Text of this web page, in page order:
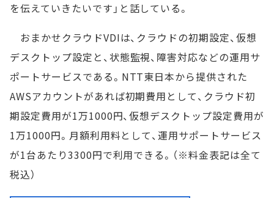
を伝えていきたいです」と話している。
おまかせクラウドVDIは、クラウドの初期設定、仮想
デスクトップ設定と、状態監視、障害対応などの運用サ
ポートサービスである。NTT東日本から提供された
AWSアカウントがあれば初期費用として、クラウド初
期設定費用が1万1000円、仮想デスクトップ設定費用が
1万1000円。月額利用料として、運用サポートサービス
が1台あたり3300円で利用できる。（※料金表記は全て
税込）